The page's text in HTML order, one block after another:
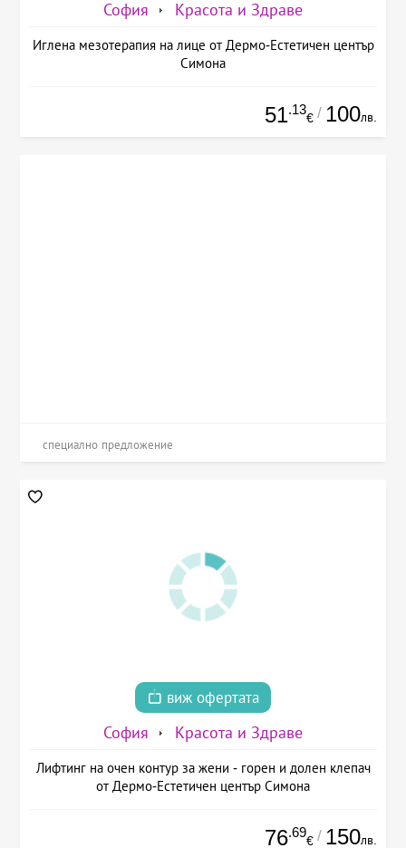
София Красота и Здраве
Иглена мезотерапия на лице от Дермо-Естетичен център
Симона
51.13
€ / 100лв.
специално предложение
виж офертата
София Красота и Здраве
Лифтинг на очен контур за жени - горен и долен клепач
от Дермо-Естетичен център Симона
76.69
€ / 150лв.